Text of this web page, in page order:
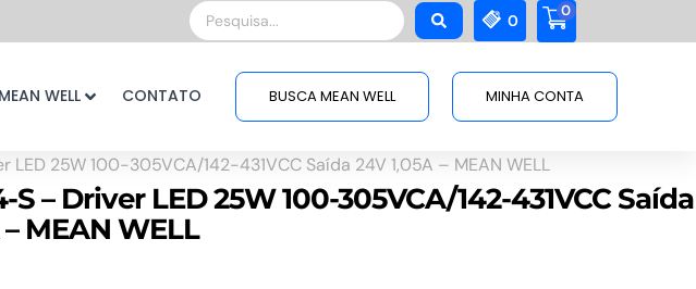
Pesquisar
...
0
0
MEAN WELL CONTATO BUSCA MEAN WELL MINHA CONTA
25W 100-305VCA/142-431VCC Saída 24V 1,05A – MEAN WELL
S – Driver LED 25W 100-305VCA/142-431VCC Saída
MEAN WELL